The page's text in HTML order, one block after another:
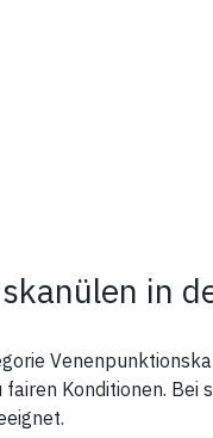
in
Konditionen. Bei